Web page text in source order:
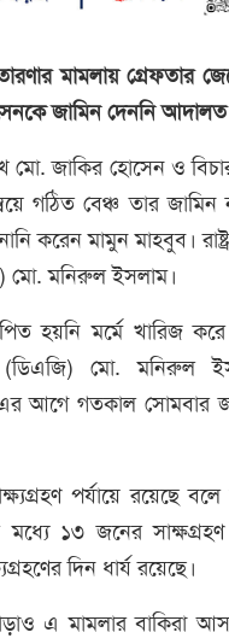
মামলায় গ্রেফতার
জামিন দেননি
মো. জাকির হোসেন ও
গঠিত বেঞ্চ তার জামিন
করেন মামুন মাহবুব।
মো. মনিরুল ইসলাম।
হয়নি মর্মে খারিজ
(ডিএজি) মো. মনিরুল
এর আগে গতকাল সোমবার
পর্যায়ে রয়েছে বলে
মধ্যে ১৩ জনের
দিন ধার্য রয়েছে।
এ মামলার বাকিরা